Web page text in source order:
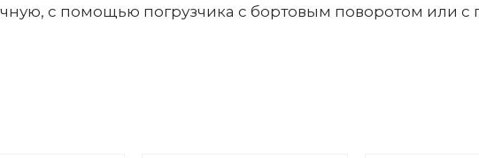
с помощью погрузчика с бортовым поворотом или